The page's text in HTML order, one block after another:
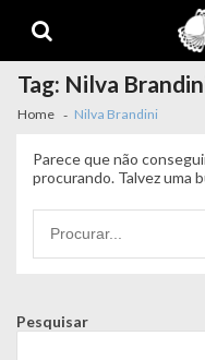
navigation
content
Tag: Nilva
Home Nilva Brandini
Parece que não
procurando. Talvez uma
por:
Pesquisar